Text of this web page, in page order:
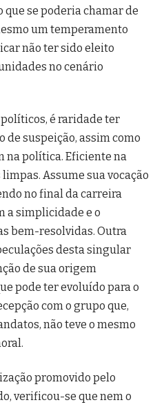
que se poderia chamar de
um temperamento
não ter sido eleito
no cenário
políticos, é raridade ter
de suspeição, assim como
na política. Eficiente na
Assume sua vocação
no final da carreira
a simplicidade e o
bem-resolvidas. Outra
desta singular
de sua origem
pode ter evoluído para o
com o grupo que,
não teve o mesmo
promovido pelo
verificou-se que nem o